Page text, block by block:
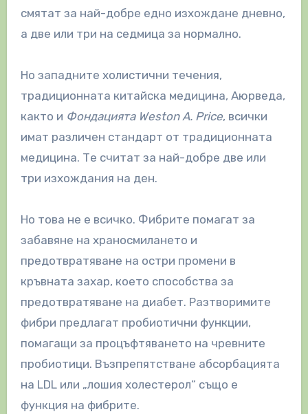
смятат за най-добре едно изхождане дневно,
а две или три на седмица за нормално.
Но западните холистични течения,
традиционната китайска медицина, Аюрведа,
както и Фондацията Weston A. Price, всички
имат различен стандарт от традиционната
медицина. Те считат за най-добре две или
три изхождания на ден.
Но това не е всичко. Фибрите помагат за
забавяне на храносмилането и
предотвратяване на остри промени в
кръвната захар, което способства за
предотвратяване на диабет. Разтворимите
фибри предлагат пробиотични функции,
помагащи за процъфтяването на чревните
пробиотици. Възпрепятстване абсорбацията
на LDL или „лошия холестерол“ също е
функция на фибрите.